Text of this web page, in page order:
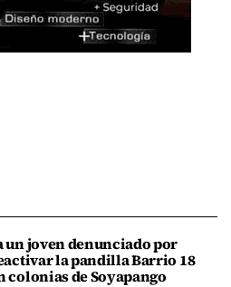
un joven denunciado por
la pandilla Barrio 18
colonias de Soyapango